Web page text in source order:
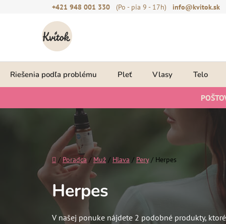
+421 948 001 330 (Po - pia 9 - 17h) info@kvitok.sk
Riešenia podľa problému Pleť Vlasy Telo
Domov
/ Poradca / Muž / Hlava / Pery / Herpes
Herpes
V našej ponuke nájdete 2 podobné produkty,